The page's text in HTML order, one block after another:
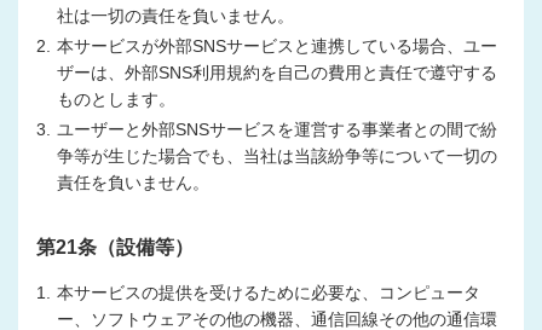
社は一切の責任を負いません。
2.
本サービスが外部SNSサービスと連携している場合、ユー
ザーは、外部SNS利用規約を自己の費用と責任で遵守する
ものとします。
3.
ユーザーと外部SNSサービスを運営する事業者との間で紛
争等が生じた場合でも、当社は当該紛争等について一切の
責任を負いません。
第21条（設備等）
1.
本サービスの提供を受けるために必要な、コンピュータ
ー、ソフトウェアその他の機器、通信回線その他の通信環